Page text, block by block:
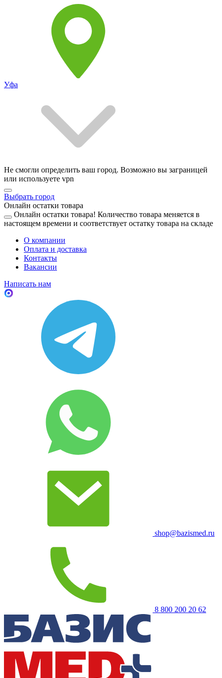
Уфа
Не смогли определить ваш город. Возможно вы заграницей
или используете vpn
Выбрать город
Онлайн остатки товара
Онлайн остатки товара! Количество товара меняется в
настоящем времени и соответствует остатку товара на складе
О компании
Оплата и доставка
Контакты
Вакансии
Написать нам
shop@bazismed.ru
8 800 200 20 62